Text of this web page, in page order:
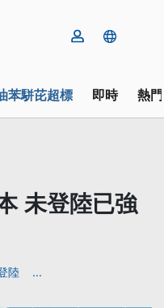
苯駢芘超標 即時 熱
未登陸已強
陸 ...